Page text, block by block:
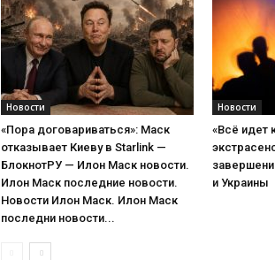
Новости
«Пора договариваться»: Маск
отказывает Киеву в Starlink —
БлокнотРУ — Илон Маск новости.
Илон Маск последние новости.
Новости Илон Маск. Илон Маск
последни новости...
Новости
«Всё идет
и Украины